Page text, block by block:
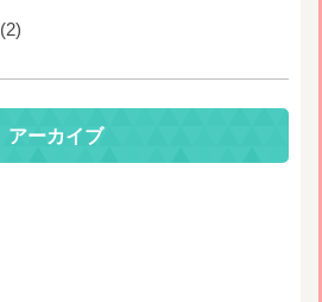
(2)
アーカイブ